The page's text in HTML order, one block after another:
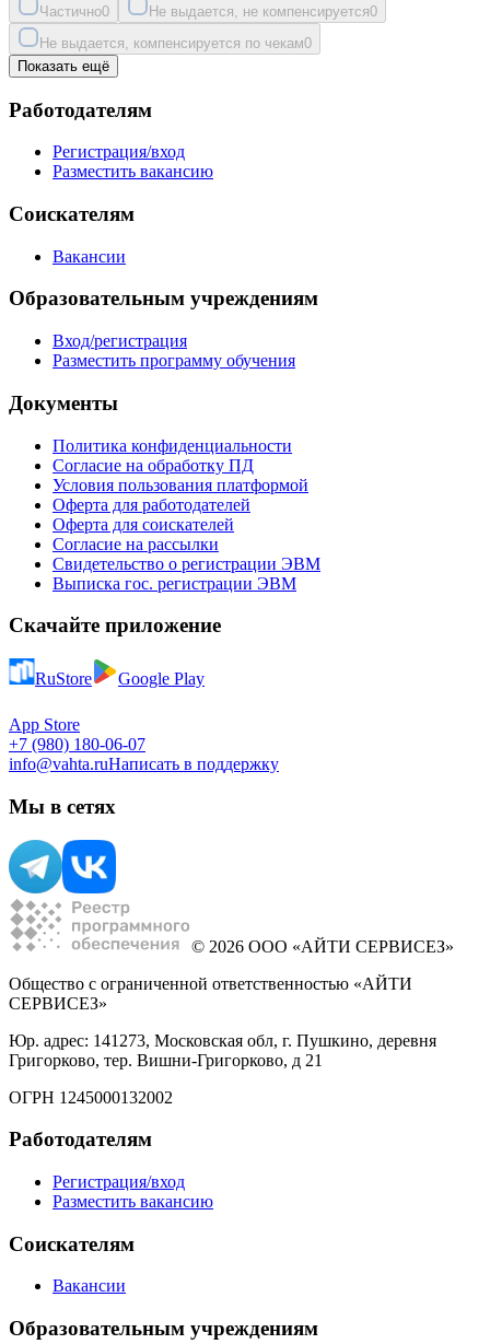
Частично0 Не выдается, не компенсируется0
Не выдается, компенсируется по чекам0
Показать ещё
Работодателям
Регистрация/вход
Разместить вакансию
Соискателям
Вакансии
Образовательным учреждениям
Вход/регистрация
Разместить программу обучения
Документы
Политика конфиденциальности
Согласие на обработку ПД
Условия пользования платформой
Оферта для работодателей
Оферта для соискателей
Согласие на рассылки
Свидетельство о регистрации ЭВМ
Выписка гос. регистрации ЭВМ
Скачайте приложение
RuStore Google Play
App Store
+7 (980) 180-06-07
info@vahta.ruНаписать в поддержку
Мы в сетях
© 2026 ООО «АЙТИ СЕРВИСЕЗ»
Общество с ограниченной ответственностью «АЙТИ
СЕРВИСЕЗ»
Юр. адрес: 141273, Московская обл, г. Пушкино, деревня
Григорково, тер. Вишни-Григорково, д 21
ОГРН 1245000132002
Работодателям
Регистрация/вход
Разместить вакансию
Соискателям
Вакансии
Образовательным учреждениям